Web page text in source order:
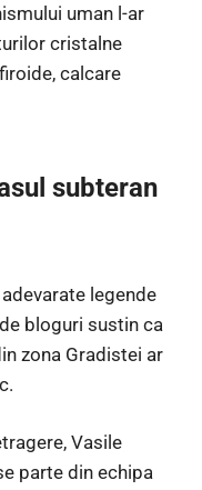
uman l-ar
cristalne
calcare
subteran
legende
bloguri sustin ca
zona Gradistei ar
Vasile
parte din echipa